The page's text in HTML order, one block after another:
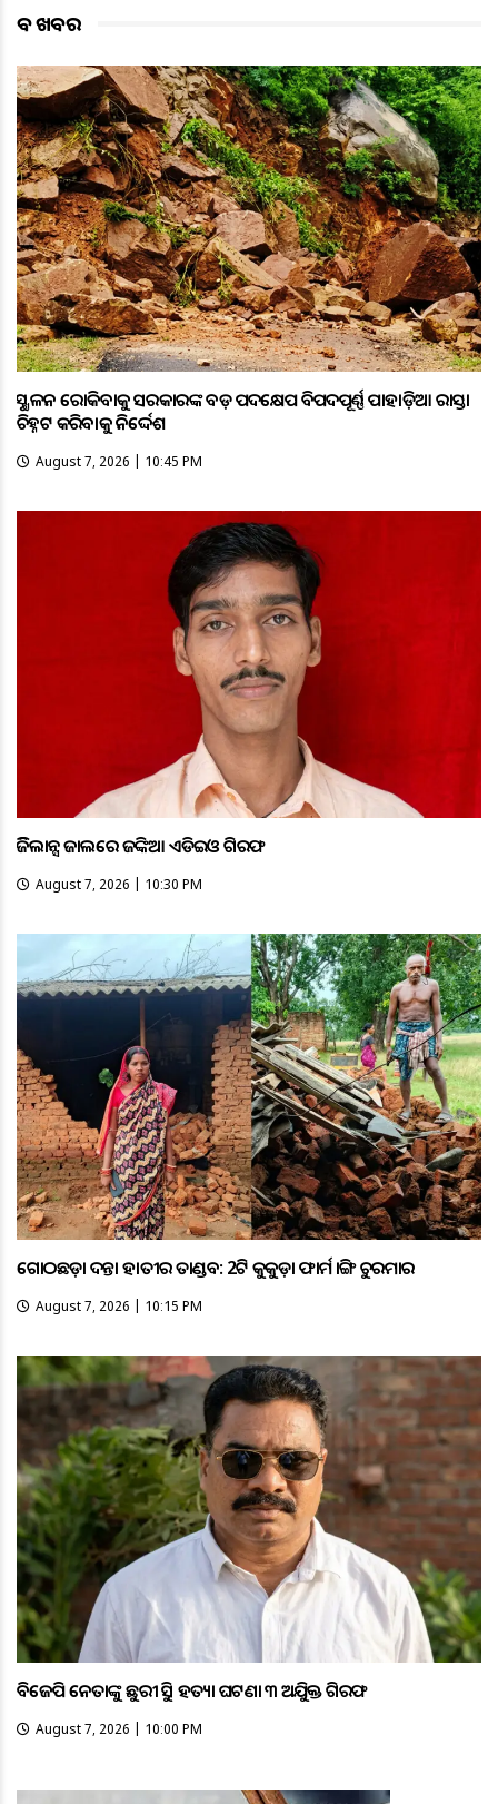
ବଡ ଖବର
ଭୂସ୍ଖଳନ ରୋକିବାକୁ ସରକାରଙ୍କ ବଡ଼ ପଦକ୍ଷେପ ବିପଦପୂର୍ଣ୍ଣ ପାହାଡ଼ିଆ ରାସ୍ତା
ଚିହ୍ନଟ କରିବାକୁ ନିର୍ଦ୍ଦେଶ
August 7, 2026 | 10:45 PM
ଭିଜିଲାନ୍ସ ଜାଲରେ ଜଙ୍କିଆ ଏଡିଇଓ ଗିରଫ
August 7, 2026 | 10:30 PM
ଗୋଠଛଡ଼ା ଦନ୍ତା ହାତୀର ତାଣ୍ଡବ: 2ଟି କୁକୁଡ଼ା ଫାର୍ମ ଭାଙ୍ଗି ଚୁରମାର
August 7, 2026 | 10:15 PM
ବିଜେପି ନେତାଙ୍କୁ ଛୁରୀ ଭୁସି ହତ୍ୟା ଘଟଣା ୩ ଅଭିଯୁକ୍ତ ଗିରଫ
August 7, 2026 | 10:00 PM